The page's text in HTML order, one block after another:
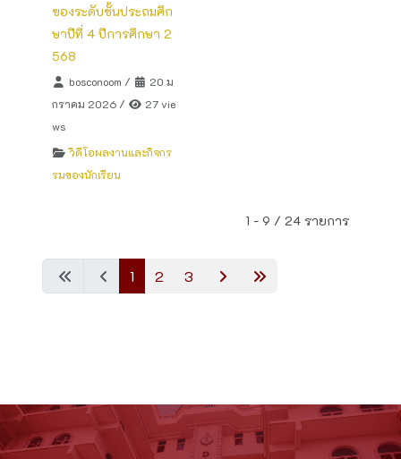
ของระดับชั้นประถมศึก
ษาปีที่ 4 ปีการศึกษา 2
568
bosconoom /
20 ม
กราคม 2026 /
27 vie
ws
วิดีโอผลงานและกิจกร
รมของนักเรียน
1 - 9 / 24 รายการ
1 2 3